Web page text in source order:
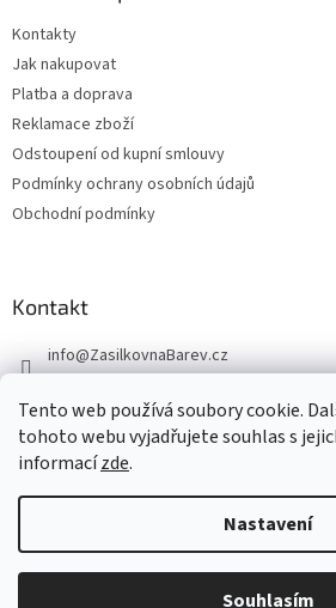
Tento web používá soubory cookie.
tohoto webu vyjadřujete souhlas s
informacízde.
Nastavení
Souhlasím
Kontakty
Jak nakupovat
Platba a doprava
Reklamace zboží
Odstoupení od kupní smlouvy
Podmínky ochrany osobních údajů
Obchodní podmínky
Kontakt
info@ZasilkovnaBarev.cz
Vytvořil Shoptet
ZasilkovnaBarev.cz.